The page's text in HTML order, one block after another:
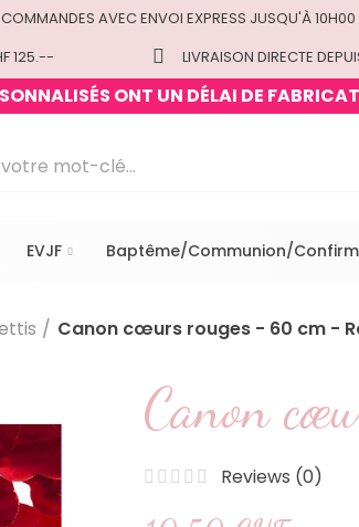
COMMANDES AVEC ENVOI EXPRESS JUSQU'À 10H00
125.--
LIVRAISON DIRECTE
ONT UN DÉLAI DE
EVJF Baptême/Communion/
Canon cœurs rouges - 60 cm -
Canon
Reviews (0)